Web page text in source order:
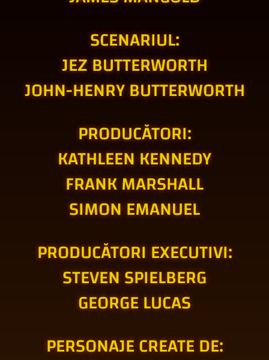
SCENARIUL:
JEZ BUTTERWORTH
JOHN-HENRY BUTTERWORTH
PRODUCĂTORI:
KATHLEEN KENNEDY
FRANK MARSHALL
SIMON EMANUEL
PRODUCĂTORI EXECUTIVI:
STEVEN SPIELBERG
GEORGE LUCAS
PERSONAJE CREATE DE: